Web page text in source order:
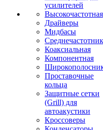
усилителей
Высокочастотная
Драйверы
Мидбасы
Коаксиальная
Компонентная
Проставочные
кольца
Защитные сетки
(Grill) для
автоакустики
Кроссоверы